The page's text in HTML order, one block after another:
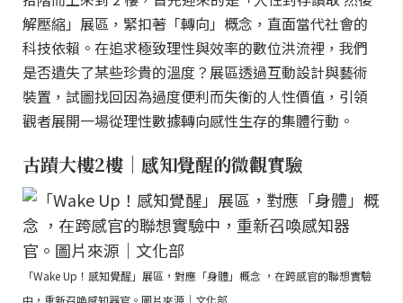
解壓縮」展區，緊扣著「轉向」概念，直面當代社會的
科技依賴。在追求極致理性與效率的數位洪流裡，我們
是否遺失了某些珍貴的溫度？展區透過互動設計與藝術
裝置，試圖找回因為過度便利而失衡的人性價值，引領
觀者展開一場從理性數據轉向感性生存的集體行動。
古蹟大樓2樓｜感知覺醒的微觀實驗
「Wake Up！感知覺醒」展區，對應「身體」概念 ，在跨感官的聯想實驗
中，重新召喚感知器官。圖片來源｜文化部